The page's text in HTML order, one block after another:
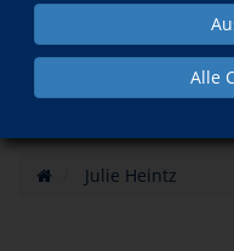
Alle
Julie Heintz